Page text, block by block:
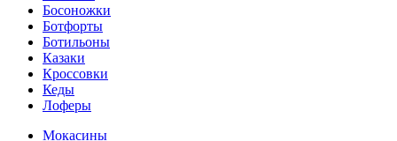
Босоножки
Ботфорты
Ботильоны
Казаки
Кроссовки
Кеды
Лоферы
Мокасины